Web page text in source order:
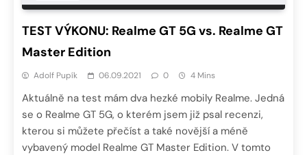
TEST VÝKONU: Realme GT 5G vs. Realme GT
Master Edition
Adolf Pupík 06.09.2021 0 4 Mins
Aktuálně na test mám dva hezké mobily Realme. Jedná
se o Realme GT 5G, o kterém jsem již psal recenzi,
kterou si můžete přečíst a také novější a méně
vybavený model Realme GT Master Edition. V tomto